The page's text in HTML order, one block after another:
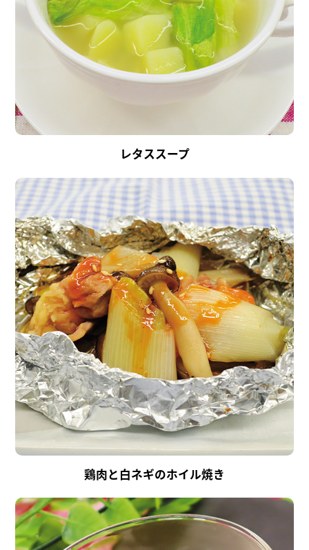
レタススープ
鶏肉と白ネギのホイル焼き